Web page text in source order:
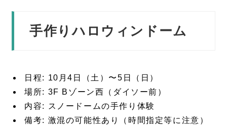
手作りハロウィンドーム
日程: 10月4日（土）〜5日（日）
場所: 3F Bゾーン西（ダイソー前）
内容: スノードームの手作り体験
備考: 激混の可能性あり（時間指定等に注意）